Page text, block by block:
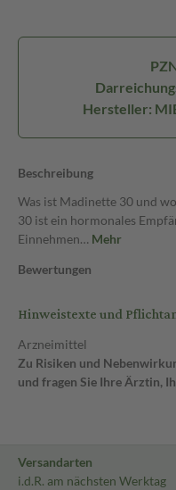
Hersteller:
Beschreibung
Was ist Madinette 30 und
30 ist ein hormonales
Einnehmen… Mehr
Bewertungen
Hinweistexte und
Arzneimittel
Zu Risiken und
und fragen Sie Ihre Ärztin,
Versandarten
i.d.R. am nächsten Werktag